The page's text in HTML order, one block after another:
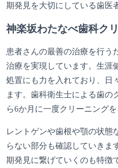
期発見を大切にしている歯医
神楽坂わたなべ歯科ク
患者さんの最善の治療を行う
治療を実現しています。生涯
処置にも力を入れており、日
ます。歯科衛生士による歯の
ら6か月に一度クリーニングを
レントゲンや歯根や顎の状態
らない部分も確認していきま
期発見に繋げていくのも特徴